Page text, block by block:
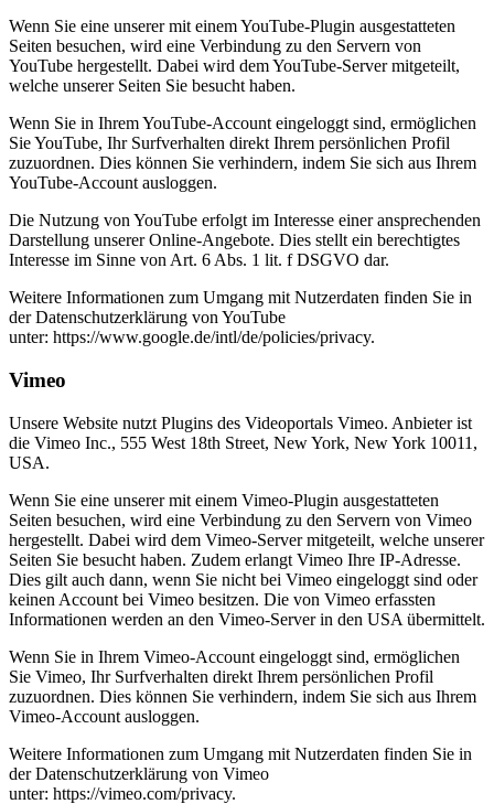
Wenn Sie eine unserer mit einem YouTube-Plugin ausgestatteten
Seiten besuchen, wird eine Verbindung zu den Servern von
YouTube hergestellt. Dabei wird dem YouTube-Server mitgeteilt,
welche unserer Seiten Sie besucht haben.
Wenn Sie in Ihrem YouTube-Account eingeloggt sind, ermöglichen
Sie YouTube, Ihr Surfverhalten direkt Ihrem persönlichen Profil
zuzuordnen. Dies können Sie verhindern, indem Sie sich aus Ihrem
YouTube-Account ausloggen.
Die Nutzung von YouTube erfolgt im Interesse einer ansprechenden
Darstellung unserer Online-Angebote. Dies stellt ein berechtigtes
Interesse im Sinne von Art. 6 Abs. 1 lit. f DSGVO dar.
Weitere Informationen zum Umgang mit Nutzerdaten finden Sie in
der Datenschutzerklärung von YouTube
unter: https://www.google.de/intl/de/policies/privacy.
Vimeo
Unsere Website nutzt Plugins des Videoportals Vimeo. Anbieter ist
die Vimeo Inc., 555 West 18th Street, New York, New York 10011,
USA.
Wenn Sie eine unserer mit einem Vimeo-Plugin ausgestatteten
Seiten besuchen, wird eine Verbindung zu den Servern von Vimeo
hergestellt. Dabei wird dem Vimeo-Server mitgeteilt, welche unserer
Seiten Sie besucht haben. Zudem erlangt Vimeo Ihre IP-Adresse.
Dies gilt auch dann, wenn Sie nicht bei Vimeo eingeloggt sind oder
keinen Account bei Vimeo besitzen. Die von Vimeo erfassten
Informationen werden an den Vimeo-Server in den USA übermittelt.
Wenn Sie in Ihrem Vimeo-Account eingeloggt sind, ermöglichen
Sie Vimeo, Ihr Surfverhalten direkt Ihrem persönlichen Profil
zuzuordnen. Dies können Sie verhindern, indem Sie sich aus Ihrem
Vimeo-Account ausloggen.
Weitere Informationen zum Umgang mit Nutzerdaten finden Sie in
der Datenschutzerklärung von Vimeo
unter: https://vimeo.com/privacy.